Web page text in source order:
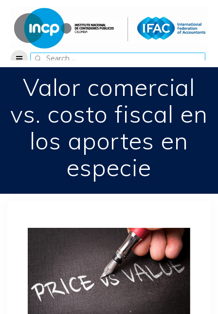
content
Search
for:
Valor comercial
vs. costo fiscal en
los aportes en
especie